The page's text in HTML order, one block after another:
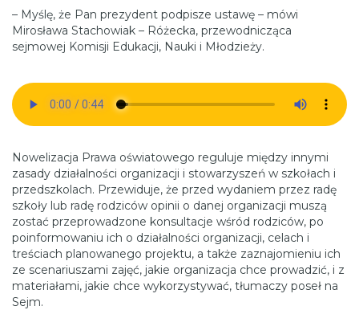
– Myślę, że Pan prezydent podpisze ustawę – mówi
Mirosława Stachowiak – Różecka, przewodnicząca
sejmowej Komisji Edukacji, Nauki i Młodzieży.
Nowelizacja Prawa oświatowego reguluje między innymi
zasady działalności organizacji i stowarzyszeń w szkołach i
przedszkolach. Przewiduje, że przed wydaniem przez radę
szkoły lub radę rodziców opinii o danej organizacji muszą
zostać przeprowadzone konsultacje wśród rodziców, po
poinformowaniu ich o działalności organizacji, celach i
treściach planowanego projektu, a także zaznajomieniu ich
ze scenariuszami zajęć, jakie organizacja chce prowadzić, i z
materiałami, jakie chce wykorzystywać, tłumaczy poseł na
Sejm.